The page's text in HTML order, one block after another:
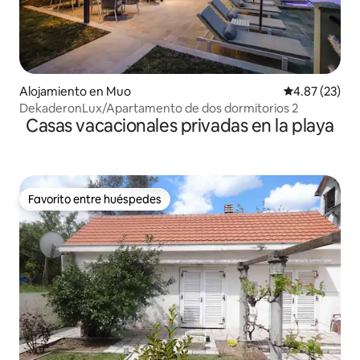
Alojamiento en Muo Calificación
4.87 (23)
DekaderonLux/Apartamento de dos dormitorios 2
Casas vacacionales privadas en la playa
Favorito entre huéspedes
Favorito entre huéspedes